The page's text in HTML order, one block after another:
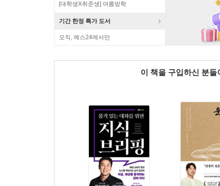
[대학생X취준생] 여름방학
기간 한정 특가 도서
오직, 예스24에서만
이 책을 구입하신 분